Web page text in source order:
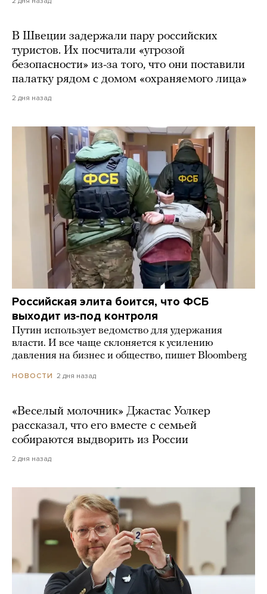
В Швеции задержали пару российских
туристов. Их посчитали «угрозой
безопасности» из-за того, что они поставили
палатку рядом с домом «охраняемого лица»
2 дня назад
Российская элита боится, что ФСБ
выходит из-под контроля
Путин использует ведомство для удержания
власти. И все чаще склоняется к усилению
давления на бизнес и общество, пишет Bloomberg
НОВОСТИ 2 дня назад
«Веселый молочник» Джастас Уолкер
рассказал, что его вместе с семьей
собираются выдворить из России
2 дня назад